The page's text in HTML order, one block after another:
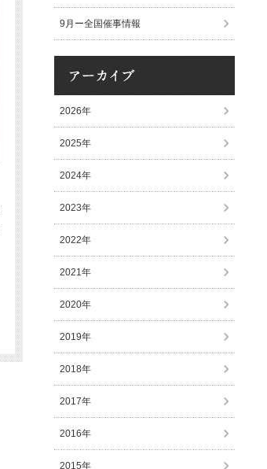
9月ー全国催事情報
2026年
2025年
2024年
2023年
2022年
2021年
2020年
2019年
2018年
2017年
2016年
2015年